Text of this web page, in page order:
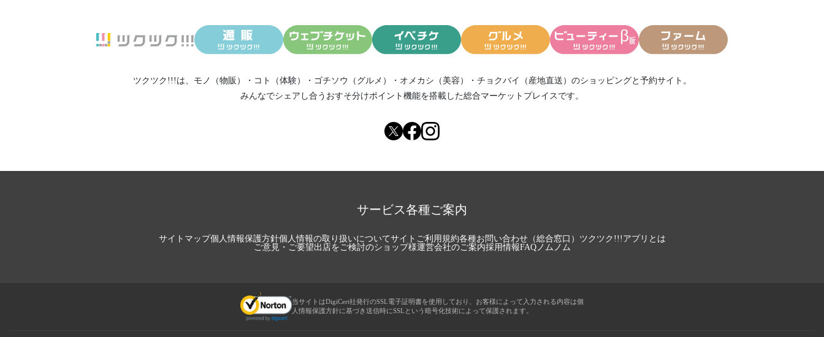
ツクツク!!!は、 モノ（物販） ・ コト（体験） ・ ゴチソウ（グルメ） ・ オメカシ（美容） ・ チョクバイ（産地直送） のショッピングと予約サイト。
みんなでシェアし合う おすそ分けポイント機能を搭載した総合マーケットプレイスです。
サービス各種ご案内
サイトマップ個人情報保護方針個人情報の取り扱いについてサイトご利用規約各種お問い合わせ（総合窓口） ツクツク!!!アプリとは
ご意見・ご要望出店をご検討のショップ様運営会社のご案内採用情報FAQノムノム
当サイトはDigiCert社発行のSSL電子証明書を使用しており、お客様によって入力される内容は個
人情報保護方針に基づき送信時にSSLという暗号化技術によって保護されます。